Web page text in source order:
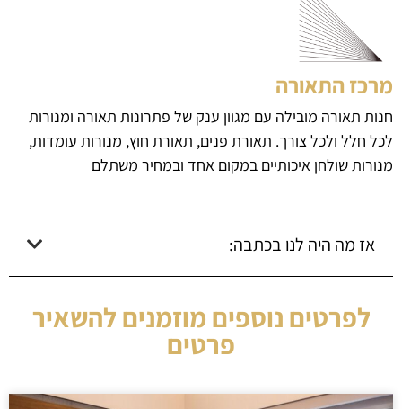
מרכז התאורה
חנות תאורה מובילה עם מגוון ענק של פתרונות תאורה ומנורות
לכל חלל ולכל צורך. תאורת פנים, תאורת חוץ, מנורות עומדות,
מנורות שולחן איכותיים במקום אחד ובמחיר משתלם
אז מה היה לנו בכתבה:
לפרטים נוספים מוזמנים להשאיר
פרטים